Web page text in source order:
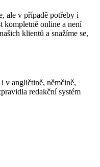
ale v případě potřeby i
kompletně online a není
klientů a snažíme se,
v angličtině, němčině,
redakční systém